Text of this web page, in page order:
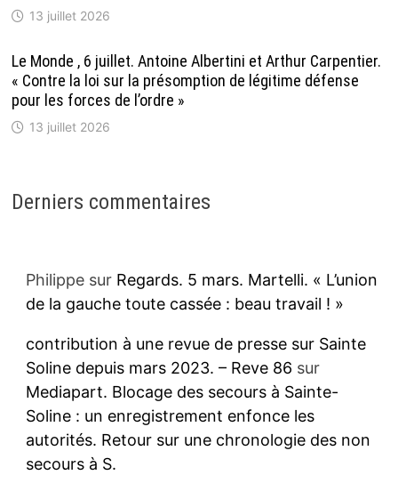
13 juillet 2026
Le Monde , 6 juillet. Antoine Albertini et Arthur Carpentier.
« Contre la loi sur la présomption de légitime défense
pour les forces de l’ordre »
13 juillet 2026
Derniers commentaires
Philippesur Regards. 5 mars. Martelli. « L’union
de la gauche toute cassée : beau travail ! »
contribution à une revue de presse sur Sainte
Soline depuis mars 2023. – Reve 86 sur
Mediapart. Blocage des secours à Sainte-
Soline : un enregistrement enfonce les
autorités. Retour sur une chronologie des non
secours à S.